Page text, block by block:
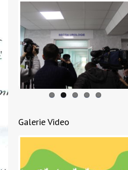
Galerie Video